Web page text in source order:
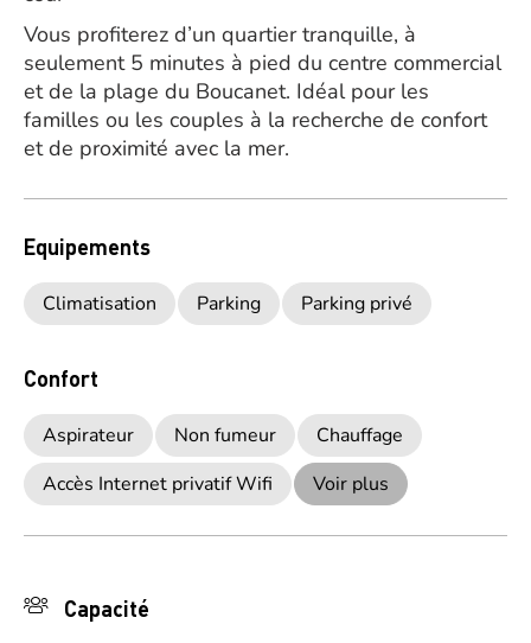
Vous profiterez d’un quartier tranquille, à
seulement 5 minutes à pied du centre commercial
et de la plage du Boucanet. Idéal pour les
familles ou les couples à la recherche de confort
et de proximité avec la mer.
Equipements
Climatisation Parking Parking privé
Confort
Aspirateur Non fumeur
Chauffage
Accès Internet privatif Wifi
Voir plus
Capacité